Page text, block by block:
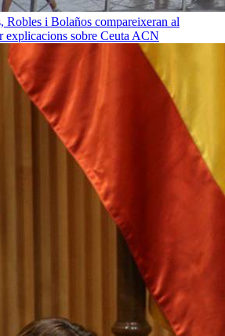
Robles i Bolaños compareixeran al
explicacions sobre Ceuta ACN